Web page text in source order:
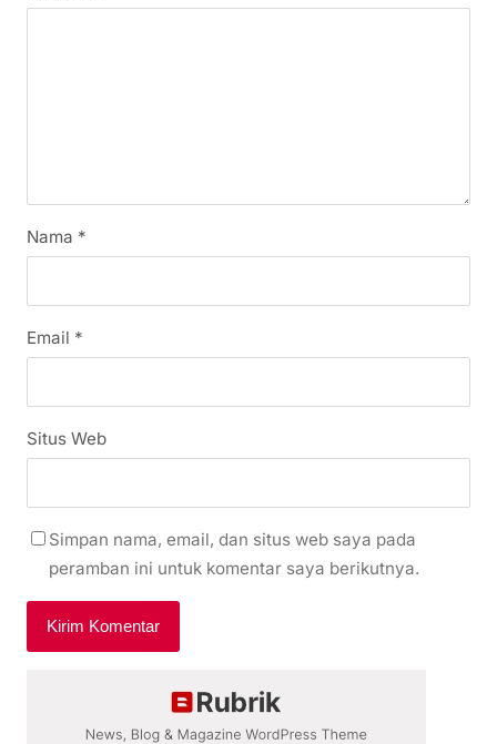
Nama *
Email *
Situs Web
Simpan nama, email, dan situs web saya pada
peramban ini untuk komentar saya berikutnya.